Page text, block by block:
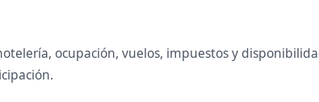
ocupación, vuelos, impuestos y